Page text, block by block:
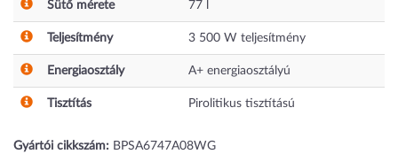
Sütő mérete 77
Teljesítmény 3 500 W teljesítmény
Energiaosztály A+ energiaosztályú
Tisztítás Pirolitikus tisztítású
Gyártói cikkszám: BPSA6747A08WG